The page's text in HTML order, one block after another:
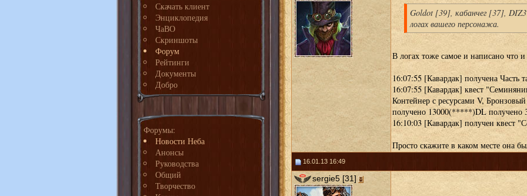
Скачать клиент
Энциклопедия
ЧаВО
Скриншоты
Форум
Рейтинги
Документы
Добро
Форумы:
Новости Неба
Анонсы
Руководства
Общий
Творчество
Goldot [39], кабанчег [37],
логах вашего персонажа.
В логах тоже самое и написано что и
16:07:55 [Кавардак] получена Часть
16:07:55 [Кавардак] квест
Контейнер с ресурсами V,
получено 13000(*****)DL
16:10:03 [Кавардак] получен квест
Просто скажите в каком месте она
16.01.13 16:49
sergie5 [31]